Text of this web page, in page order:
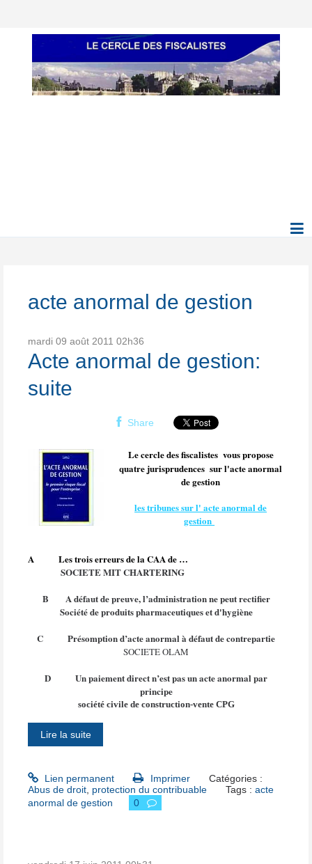
acte anormal de gestion
mardi 09 août 2011 02h36
Acte anormal de gestion:
suite
Share
Le cercle des fiscalistes vous propose
quatre jurisprudences sur l'acte anormal
de gestion
les tribunes sur l' acte anormal de
gestion
A
Les trois erreurs de la CAA de …
SOCIETE MIT CHARTERING
B
A défaut de preuve, l’administration ne peut rectifier
Société de produits pharmaceutiques et d'hygiène
C
Présomption d’acte anormal à défaut de contrepartie
SOCIETE OLAM
D
Un paiement direct n’est pas un acte anormal par
principe
société civile de construction-vente CPG
Lire la suite
Lien permanent Imprimer
Catégories :
Abus de droit protection du contribuable Tags :acte
anormal de gestion
0